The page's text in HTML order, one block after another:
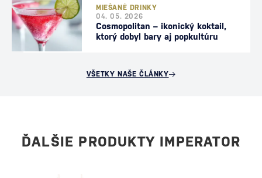
MIEŠANÉ DRINKY
04. 05. 2026
Cosmopolitan – ikonický koktail,
ktorý dobyl bary aj popkultúru
VŠETKY NAŠE ČLÁNKY
ĎALŠIE PRODUKTY IMPERATOR